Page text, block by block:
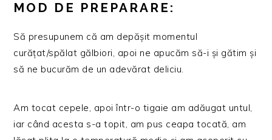
MOD DE PREPARARE:
Să presupunem că am depășit momentul
curățat/spălat gălbiori, apoi ne apucăm să-i și gătim și
să ne bucurăm de un adevărat deliciu.
Am tocat cepele, apoi într-o tigaie am adăugat untul,
iar când acesta s-a topit, am pus ceapa tocată, am